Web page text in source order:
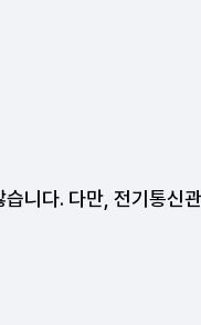
니다. 다만, 전기통신